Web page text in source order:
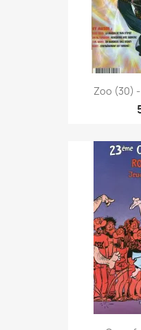
Zoo (30)